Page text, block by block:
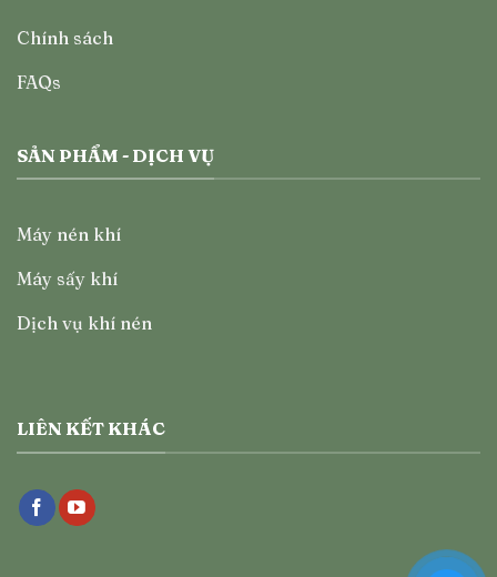
Chính sách
FAQs
SẢN PHẨM - DỊCH VỤ
Máy nén khí
Máy sấy khí
Dịch vụ khí nén
LIÊN KẾT KHÁC